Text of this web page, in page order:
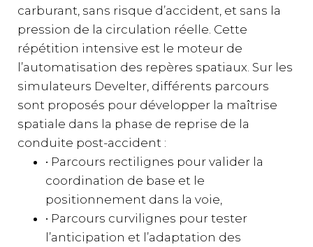
carburant, sans risque d’accident, et sans la
pression de la circulation réelle. Cette
répétition intensive est le moteur de
l’automatisation des repères spatiaux. Sur les
simulateurs Develter, différents parcours
sont proposés pour développer la maîtrise
spatiale dans la phase de reprise de la
conduite post-accident :
• Parcours rectilignes pour valider la
coordination de base et le
positionnement dans la voie,
• Parcours curvilignes pour tester
l’anticipation et l’adaptation des